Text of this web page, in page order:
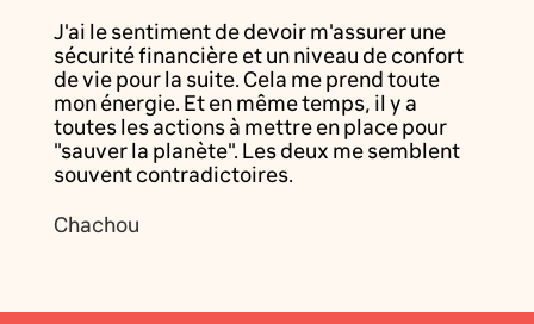
J'ai le sentiment de devoir m'assurer une
sécurité financière et un niveau de confort
de vie pour la suite. Cela me prend toute
mon énergie. Et en même temps, il y a
toutes les actions à mettre en place pour
"sauver la planète". Les deux me semblent
souvent contradictoires.
Chachou